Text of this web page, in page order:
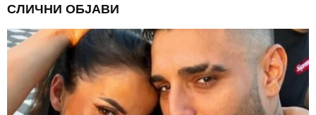
СЛИЧНИ ОБЈАВИ